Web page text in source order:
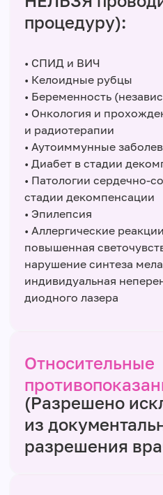
процедуру):
• СПИД и ВИЧ
• Келоидные рубцы
• Беременность
• Онкология и
и радиотерапии
• Аутоиммунные
• Диабет в стадии
• Патологии сердечно-
стадии декомпенсации
• Эпилепсия
• Аллергические
повышенная
нарушение синтеза
индивидуальная
диодного лазера
Относительные
(Разрешено
из
разрешения